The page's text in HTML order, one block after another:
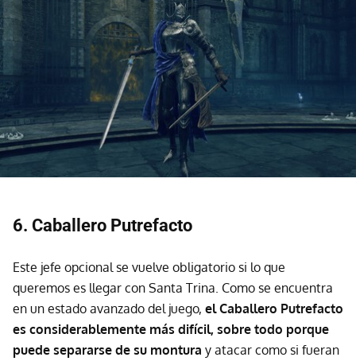
6. Caballero Putrefacto
Este jefe opcional se vuelve obligatorio si lo que
queremos es llegar con Santa Trina. Como se encuentra
en un estado avanzado del juego, el Caballero Putrefacto
es considerablemente más difícil, sobre todo porque
puede separarse de su montura y atacar como si fueran